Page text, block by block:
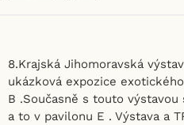
8.Krajská Jihomoravská
ukázková expozice
B .Současně s touto
a to v pavilonu E . Výstava a